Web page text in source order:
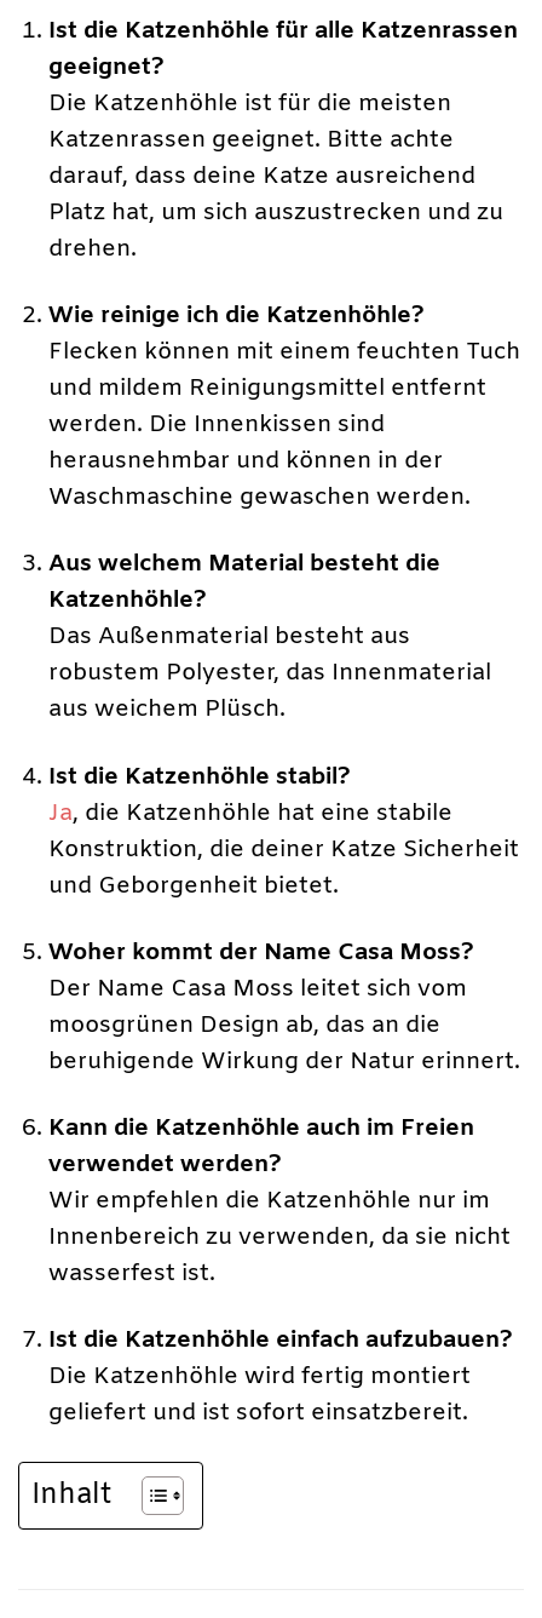
Ist die Katzenhöhle für alle Katzenrassen
geeignet?
Die Katzenhöhle ist für die meisten
Katzenrassen geeignet. Bitte achte
darauf, dass deine Katze ausreichend
Platz hat, um sich auszustrecken und zu
drehen.
Wie reinige ich die Katzenhöhle?
Flecken können mit einem feuchten Tuch
und mildem Reinigungsmittel entfernt
werden. Die Innenkissen sind
herausnehmbar und können in der
Waschmaschine gewaschen werden.
Aus welchem Material besteht die
Katzenhöhle?
Das Außenmaterial besteht aus
robustem Polyester, das Innenmaterial
aus weichem Plüsch.
Ist die Katzenhöhle stabil?
Ja, die Katzenhöhle hat eine stabile
Konstruktion, die deiner Katze Sicherheit
und Geborgenheit bietet.
Woher kommt der Name Casa Moss?
Der Name Casa Moss leitet sich vom
moosgrünen Design ab, das an die
beruhigende Wirkung der Natur erinnert.
Kann die Katzenhöhle auch im Freien
verwendet werden?
Wir empfehlen die Katzenhöhle nur im
Innenbereich zu verwenden, da sie nicht
wasserfest ist.
Ist die Katzenhöhle einfach aufzubauen?
Die Katzenhöhle wird fertig montiert
geliefert und ist sofort einsatzbereit.
Inhalt